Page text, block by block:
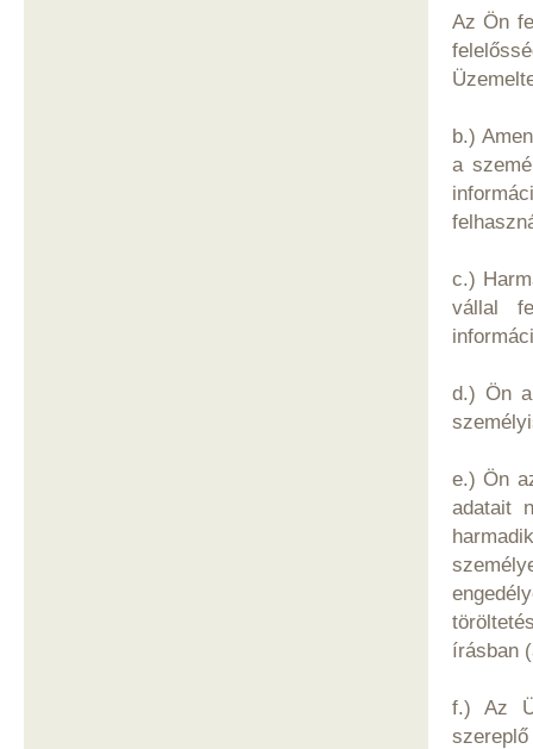
Az Ön
b.)
a
c.)
vállal
d.) Ön
e.) Ön
adatait
írásban
f.) Az